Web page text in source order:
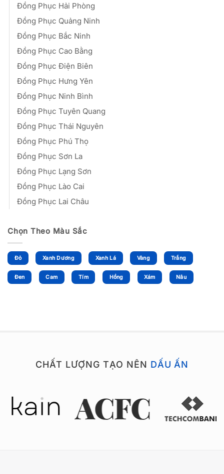
Đồng Phục Hải Phòng
Đồng Phục Quảng Ninh
Đồng Phục Bắc Ninh
Đồng Phục Cao Bằng
Đồng Phục Điện Biên
Đồng Phục Hưng Yên
Đồng Phục Ninh Bình
Đồng Phục Tuyên Quang
Đồng Phục Thái Nguyên
Đồng Phục Phú Thọ
Đồng Phục Sơn La
Đồng Phục Lạng Sơn
Đồng Phục Lào Cai
Đồng Phục Lai Châu
Chọn Theo Màu Sắc
Đỏ Xanh Dương Xanh Lá Vàng Trắng
Đen Cam Tím Hồng Xám Nâu
CHẤT LƯỢNG TẠO NÊN DẤU ẤN